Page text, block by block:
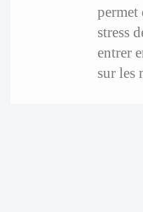
permet
stress
entrer
sur les